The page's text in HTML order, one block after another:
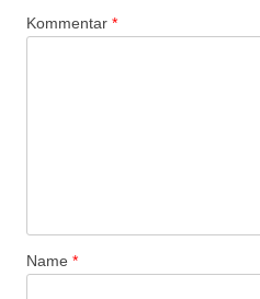
Kommentar *
Name *